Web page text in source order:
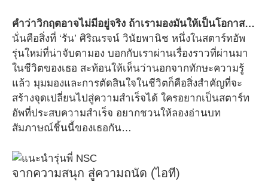
คำว่าวิกฤตอาจไม่มีอยู่จริง ถ้าเรามองมันให้เป็นโอกาส…
นั่นคือสิ่งที่ ‘รัน’ ศิริณรจน์ วินัยพานิช หนึ่งในสตาร์ทอัพ
รุ่นใหม่ที่น่าจับตามอง บอกกับเราผ่านเรื่องราวที่ผ่านมา
ในชีวิตของเธอ สะท้อนให้เห็นว่านอกจากทักษะความรู้
แล้ว มุมมองและการตัดสินใจในชีวิตก็คือสิ่งสำคัญที่จะ
สร้างจุดเปลี่ยนไปสู่ความสำเร็จได้ ใครอยากเป็นสตาร์ท
อัพที่ประสบความสำเร็จ อยากชวนให้ลองอ่านบท
สัมภาษณ์ชิ้นนี้ของเธอกัน…
จากความสนุก สู่ความถนัด (ไอที)